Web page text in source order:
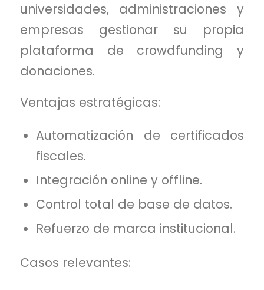
universidades, administraciones y
empresas gestionar su propia
plataforma de crowdfunding y
donaciones.
Ventajas estratégicas:
Automatización de certificados
fiscales.
Integración online y offline.
Control total de base de datos.
Refuerzo de marca institucional.
Casos relevantes: